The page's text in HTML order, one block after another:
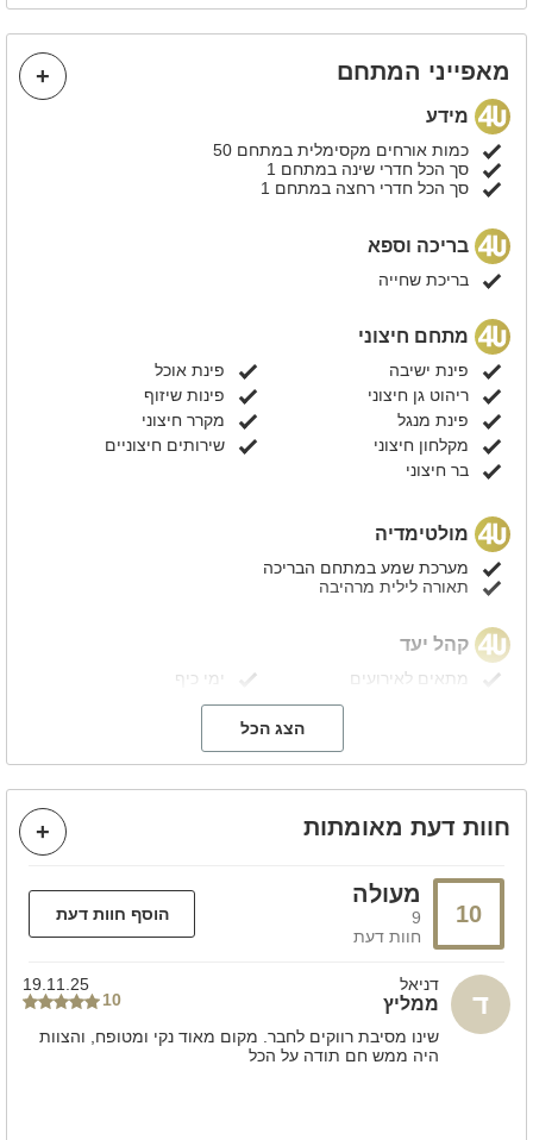
בעלי המתחם שמים דגש על הפרטים הקטנים והגדולים, היצירה
השלמה מחייבת זאת.
המתחם מושכר על בסיס אירוח בלבד -אירועים מתקיימים בימים
א' עד ו'
מאפייני המתחם
מידע
כמות אורחים מקסימלית במתחם 50
סך הכל חדרי שינה במתחם 1
סך הכל חדרי רחצה במתחם 1
בריכה וספא
בריכת שחייה
מתחם חיצוני
פינת ישיבה
פינת אוכל
ריהוט גן חיצוני
פינות שיזוף
פינת מנגל
מקרר חיצוני
מקלחון חיצוני
שירותים חיצוניים
בר חיצוני
מולטימדיה
מערכת שמע במתחם הבריכה
תאורה לילית מרהיבה
קהל יעד
מתאים לאירועים
ימי כיף
מסיבת רווקות
ניתן להוסיף בתוספת תשלום
חבילות בר\בת מצווה
חבילות למסיבות רווקות
מידע כללי
לא מתאים לבני נוער
משחקי שולחן
הוקי אוויר
הצג הכל
חוות דעת מאומתות
10
מעולה
9
חוות דעת
הוסף חוות דעת
ד
דניאל
ממליץ
19.11.25
10
שינו מסיבת רווקים לחבר. מקום מאוד נקי ומטופח, והצוות
היה ממש חם תודה על הכל